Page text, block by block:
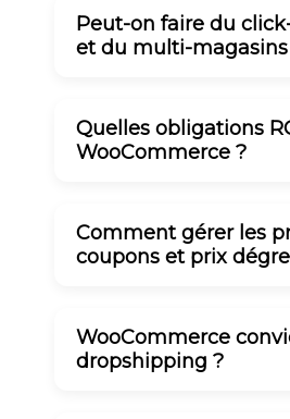
Peut-on faire du
et du multi-magasins
Quelles obligations
WooCommerce ?
Comment gérer les
coupons et prix
WooCommerce
dropshipping ?